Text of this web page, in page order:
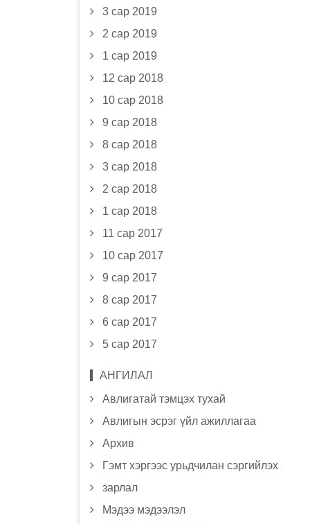
3 сар 2019
2 сар 2019
1 сар 2019
12 сар 2018
10 сар 2018
9 сар 2018
8 сар 2018
3 сар 2018
2 сар 2018
1 сар 2018
11 сар 2017
10 сар 2017
9 сар 2017
8 сар 2017
6 сар 2017
5 сар 2017
АНГИЛАЛ
Авлигатай тэмцэх тухай
Авлигын эсрэг үйл ажиллагаа
Архив
Гэмт хэргээс урьдчилан сэргийлэх
зарлал
Мэдээ мэдээлэл